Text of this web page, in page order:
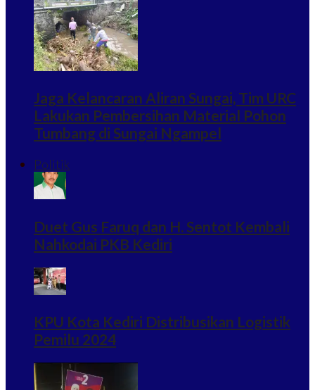
Jaga Kelancaran Aliran Sungai, Tim URC
Lakukan Pembersihan Material Pohon
Tumbang di Sungai Ngampel
Politik
Duet Gus Faruq dan H. Sentot Kembali
Nahkodai PKB Kediri
KPU Kota Kediri Distribusikan Logistik
Pemilu 2024